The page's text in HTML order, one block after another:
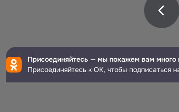
Присоединяйтесь — мы покажем вам много
Присоединяйтесь к ОК, чтобы подписаться